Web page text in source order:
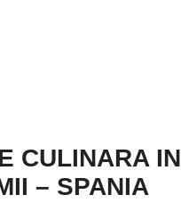
CULINARA IN
– SPANIA